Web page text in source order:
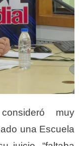
muy
una Escuela